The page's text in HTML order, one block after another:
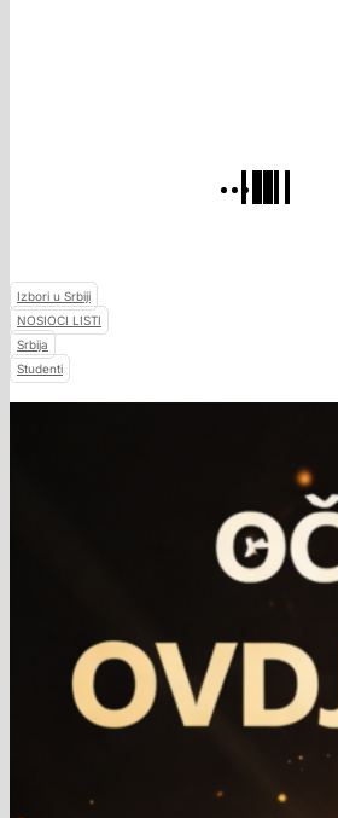
Izbori u Srbiji
NOSIOCI LISTI
Srbija
Studenti